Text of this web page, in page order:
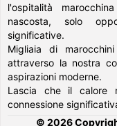
l'ospitalità
nascosta, solo
significative.
Migliaia di
attraverso la nostra
aspirazioni moderne.
Lascia che il calore
connessione
© 2026